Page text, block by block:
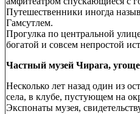
Путешественники иногда
Гамсутлем.
Прогулка по центральной
богатой и совсем непростой
Частный музей Чирага,
Несколько лет назад один из
села, в клубе, пустующем на
Экспонаты музея,